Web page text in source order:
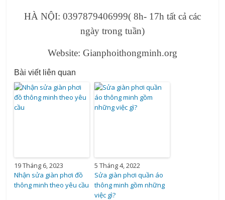
HÀ NỘI: 0397879406999( 8h- 17h tất cả các
ngày trong tuần)
Website: Gianphoithongminh.org
Bài viết liên quan
19 Tháng 6, 2023
Nhận sửa giàn phơi đồ
thông minh theo yêu cầu
5 Tháng 4, 2022
Sửa giàn phơi quần áo
thông minh gồm những
việc gì?